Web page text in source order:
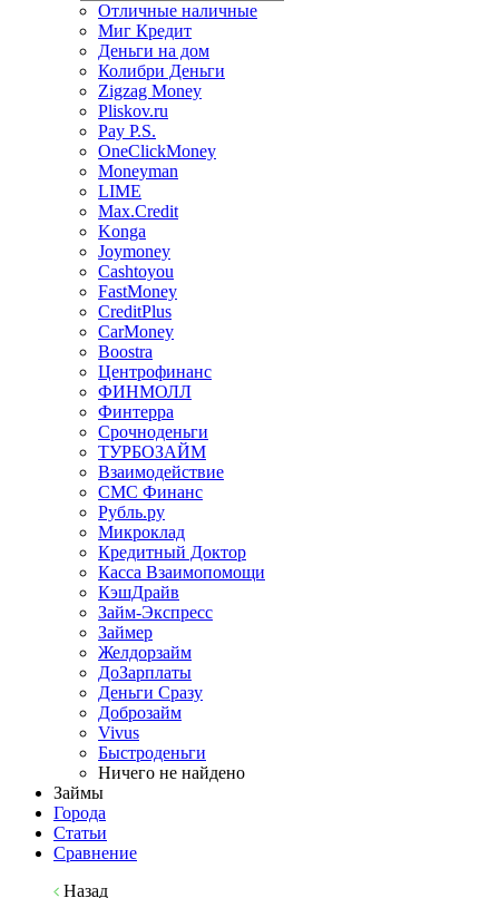
Отличные наличные
Миг Кредит
Деньги на дом
Колибри Деньги
Zigzag Money
Pliskov.ru
Pay P.S.
OneClickMoney
Moneyman
LIME
Max.Credit
Konga
Joymoney
Cashtoyou
FastMoney
CreditPlus
CarMoney
Boostra
Центрофинанс
ФИНМОЛЛ
Финтерра
Срочноденьги
ТУРБОЗАЙМ
Взаимодействие
СМС Финанс
Рубль.ру
Микроклад
Кредитный Доктор
Касса Взаимопомощи
КэшДрайв
Займ-Экспресс
Займер
Желдорзайм
ДоЗарплаты
Деньги Сразу
Доброзайм
Vivus
Быстроденьги
Ничего не найдено
Займы
Города
Статьи
Сравнение
Назад